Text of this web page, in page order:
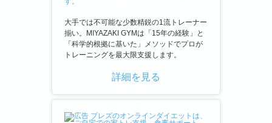
大手では不可能な少数精鋭の1流トレーナー
揃い。MIYAZAKI GYMは「15年の経験」と
「科学的根拠に基いた」メソッドでプロが
トレーニングを最大限支援します。
詳細を見る